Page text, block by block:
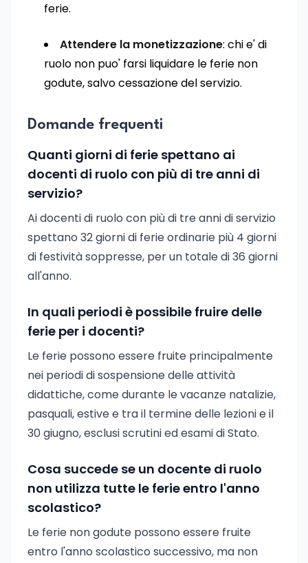
ferie.
Attendere la monetizzazione: chi e' di
ruolo non puo' farsi liquidare le ferie non
godute, salvo cessazione del servizio.
Domande frequenti
Quanti giorni di ferie spettano ai
docenti di ruolo con più di tre anni di
servizio?
Ai docenti di ruolo con più di tre anni di servizio
spettano 32 giorni di ferie ordinarie più 4 giorni
di festività soppresse, per un totale di 36 giorni
all'anno.
In quali periodi è possibile fruire delle
ferie per i docenti?
Le ferie possono essere fruite principalmente
nei periodi di sospensione delle attività
didattiche, come durante le vacanze natalizie,
pasquali, estive e tra il termine delle lezioni e il
30 giugno, esclusi scrutini ed esami di Stato.
Cosa succede se un docente di ruolo
non utilizza tutte le ferie entro l'anno
scolastico?
Le ferie non godute possono essere fruite
entro l'anno scolastico successivo, ma non